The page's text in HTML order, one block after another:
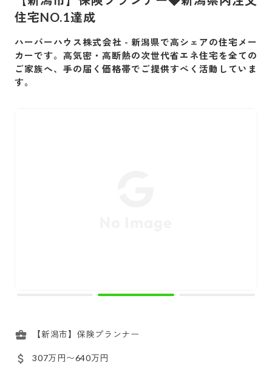
住宅NO.1達成
ハーバーハウス株式会社 - 新潟県で高シェアの住宅メー
カーです。高気密・高断熱の次世代省エネ住宅を全ての
ご家族へ、手の届く価格帯でご提供すべく活動していま
す。
【新潟市】保険プランナー
307万円〜640万円